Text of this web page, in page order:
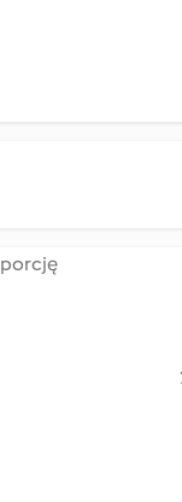
porcję